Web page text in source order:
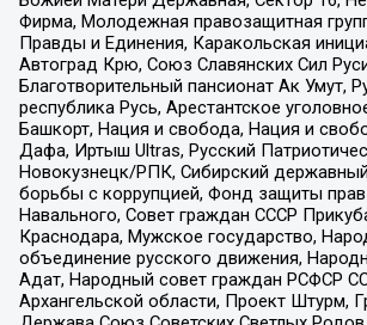
Фирма, Молодежная правозащитная
Правды и Единения, Каракольская
Автоград Крю, Союз Славянских Сил
Благотворительный пансионат Ак Умут,
республика Русь, Арестантское
Башкорт, Нация и свобода, Нация и
Дафа, Иртыш Ultras, Русский
Новокузнецк/РПК, Сибирский
борьбы с коррупцией, Фонд защиты
Навального, Совет граждан СССР
Краснодара, Мужское государство,
объединение русского движения,
Адат, Народный совет граждан РСФСР
Архангельской области, Проект Штурм,